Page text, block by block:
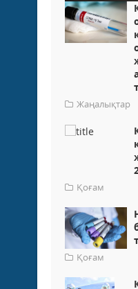
Жаңалықтар
Қоғам
Қоғам